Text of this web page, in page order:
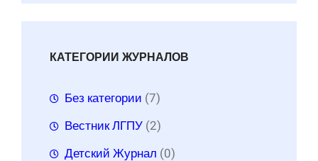
КАТЕГОРИИ ЖУРНАЛОВ
Без категории (7)
Вестник ЛГПУ (2)
Детский Журнал (0)